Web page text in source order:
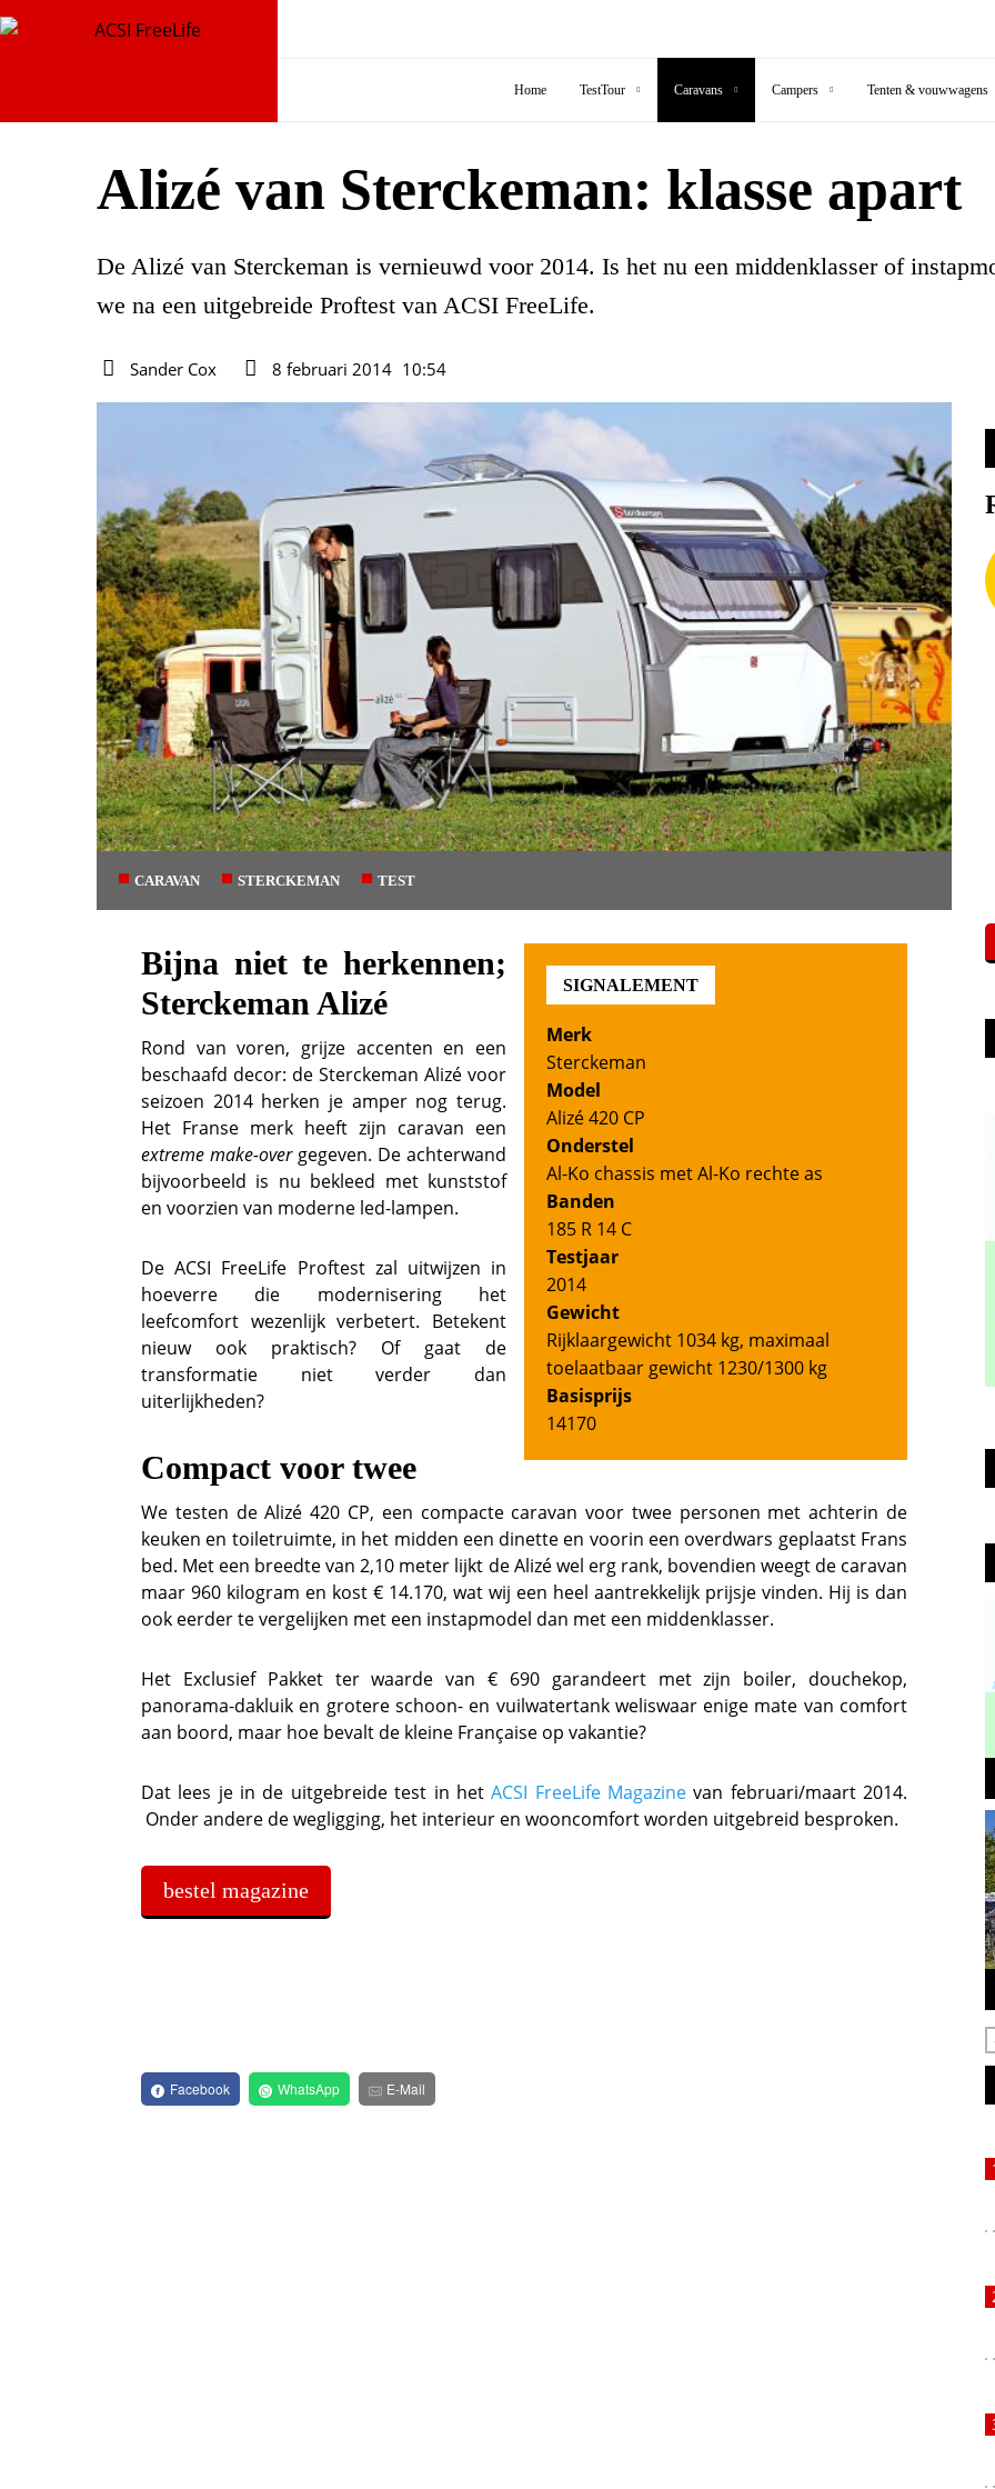
Home TestTour Caravans Campers Tenten & vouwwagens
Alizé van Sterckeman: klasse apart
De Alizé van Sterckeman is vernieuwd voor 2014. Is het nu een middenklasser of
we na een uitgebreide Proftest van ACSI FreeLife.
Sander Cox
8 februari 2014 10:54
CARAVAN STERCKEMAN TEST
SIGNALEMENT
Merk
Sterckeman
Model
Alizé 420 CP
Onderstel
Al-Ko chassis met Al-Ko rechte as
Banden
185 R 14 C
Testjaar
2014
Gewicht
Rijklaargewicht 1034 kg, maximaal
toelaatbaar gewicht 1230/1300 kg
Basisprijs
14170
Bijna niet te herkennen;
Sterckeman Alizé
Rond van voren, grijze accenten en een
beschaafd decor: de Sterckeman Alizé voor
seizoen 2014 herken je amper nog terug.
Het Franse merk heeft zijn caravan een
extreme make-overgegeven. De achterwand
bijvoorbeeld is nu bekleed met kunststof
en voorzien van moderne led-lampen.
De ACSI FreeLife Proftest zal uitwijzen in
hoeverre die modernisering het
leefcomfort wezenlijk verbetert. Betekent
nieuw ook praktisch? Of gaat de
transformatie niet verder dan
uiterlijkheden?
Compact voor twee
We testen de Alizé 420 CP, een compacte caravan voor twee personen met achterin de
keuken en toiletruimte, in het midden een dinette en voorin een overdwars geplaatst Frans
bed. Met een breedte van 2,10 meter lijkt de Alizé wel erg rank, bovendien weegt de caravan
maar 960 kilogram en kost € 14.170, wat wij een heel aantrekkelijk prijsje vinden. Hij is dan
ook eerder te vergelijken met een instapmodel dan met een middenklasser.
Het Exclusief Pakket ter waarde van € 690 garandeert met zijn boiler, douchekop,
panorama-dakluik en grotere schoon- en vuilwatertank weliswaar enige mate van comfort
aan boord, maar hoe bevalt de kleine Française op vakantie?
Dat lees je in de uitgebreide test in hetACSI FreeLife Magazinevan februari/maart 2014.
Onder andere de wegligging, het interieur en wooncomfort worden uitgebreid besproken.
bestel magazine
Facebook WhatsApp E-Mail